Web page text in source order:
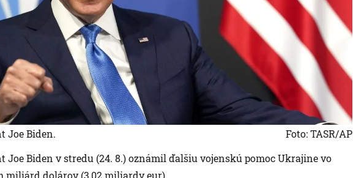
Joe Biden.
Foto: TASR/AP
Joe Biden v stredu (24. 8.) oznámil ďalšiu vojenskú pomoc Ukrajine vo
miliárd dolárov (3,02 miliardy eur).